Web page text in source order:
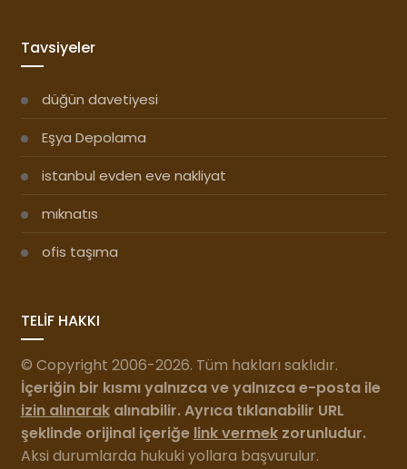
Tavsiyeler
düğün davetiyesi
Eşya Depolama
istanbul evden eve nakliyat
mıknatıs
ofis taşıma
TELİF HAKKI
© Copyright 2006-2026. Tüm hakları saklıdır.
İçeriğin bir kısmı yalnızca ve yalnızca e-posta ile
izin alınarakalınabilir. Ayrıca tıklanabilir URL
şeklinde orijinal içeriğe link vermekzorunludur.
Aksi durumlarda hukuki yollara başvurulur.